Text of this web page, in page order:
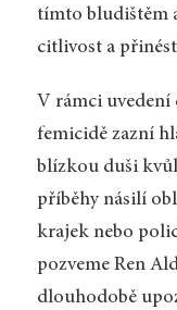
tímto bludištěm
citlivost a
V rámci uvedení
femicidě zazní
blízkou duši
příběhy násilí
krajek nebo
pozveme Ren
dlouhodobě